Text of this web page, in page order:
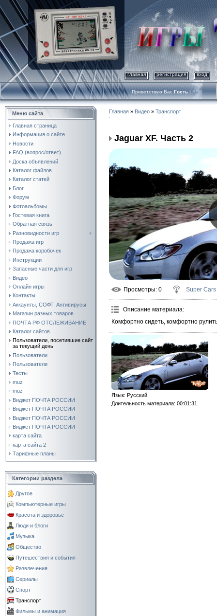
главная регистрация вход
Приветствую Вас Гость | RSS
Меню сайта
Главная страница
Информация о сайте
Новости
FAQ (вопрос/ответ)
Доска объявлений
Каталог файлов
Каталог статей
Блог
Форум
Фотоальбомы
Гостевая книга
Обратная связь
Разновидности игр
Продажа игр
Продажа коробочек
Инструкции
Запасные части для игр
Видео
Онлайн игры
Контакты
Аккаунты, СОФТ, Антивирусы
Магазин разных товаров
ПОЧТА РФ ОТСЛЕЖИВАНИЕ
Каталог сайтов
Пользователи, посетившие сайт
за текущий день
Пользователи
Пользователи
Тесты
muz
muz
Виджет ПОЧТА РОССИИ
Виджет ПОЧТА РОССИИ
Виджет ПОЧТА РОССИИ
Виджет ПОЧТА РОССИИ
карта сайта
карта сайта 2
Тарифные планы
Категории раздела
Другое
Компьютерные игры
Красота и здоровье
Люди и блоги
Музыка
Общество
Путешествия и события
Развлечения
Сериалы
Спорт
Транспорт
Фильмы и анимация
Главная » Видео » Транспорт
Jaguar XF. Часть 2
Просмотры: 0 Super Cars
Описание материала:
Комфортно сидеть, комфортно
Язык: Русский
Длительность материала: 00:01:31